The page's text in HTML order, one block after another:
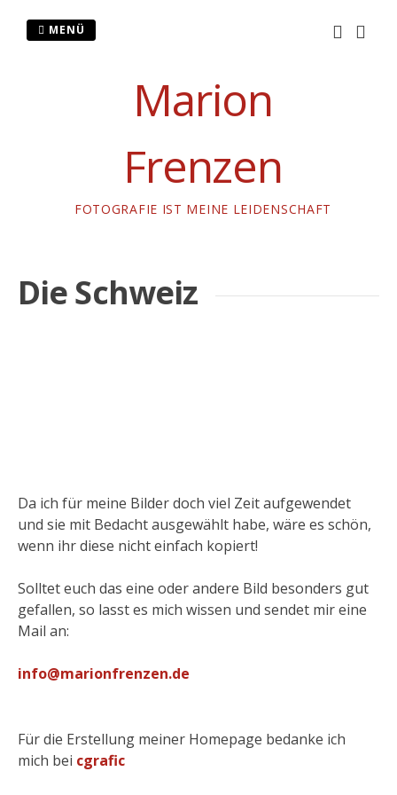
Marion
Frenzen
FOTOGRAFIE IST MEINE LEIDENSCHAFT
MENÜ
Die Schweiz
Da ich für meine Bilder doch viel Zeit aufgewendet
und sie mit Bedacht ausgewählt habe, wäre es schön,
wenn ihr diese nicht einfach kopiert!
Solltet euch das eine oder andere Bild besonders gut
gefallen, so lasst es mich wissen und sendet mir eine
Mail an:
info@marionfrenzen.de
Für die Erstellung meiner Homepage bedanke ich
mich bei cgrafic